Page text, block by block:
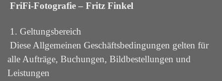
FriFi-Fotografie – Fritz Finkel
1. Geltungsbereich
Diese Allgemeinen Geschäftsbedingungen gelten für
alle Aufträge, Buchungen, Bildbestellungen und
Leistungen